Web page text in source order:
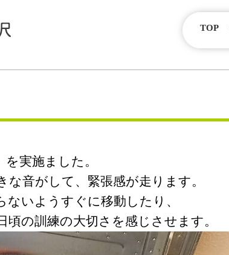
TOP
実施ました。
音がして、緊張感が走ります。
いようすぐに移動したり、
の訓練の大切さを感じさせます。